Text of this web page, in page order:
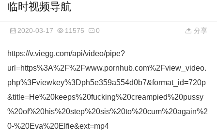
临时视频导航
2020-03-17 11575 0 分享
https://v.viegg.com/api/video/pipe?
url=https%3A%2F%2Fwww.pornhub.com%2Fview_video.
php%3Fviewkey%3Dph5e359a554d0b7&format_id=720p
&title=He%20keeps%20fucking%20creampied%20pussy
%20of%20his%20step%20sis%20to%20cum%20again%2
0-%20Eva%20Elfie&ext=mp4